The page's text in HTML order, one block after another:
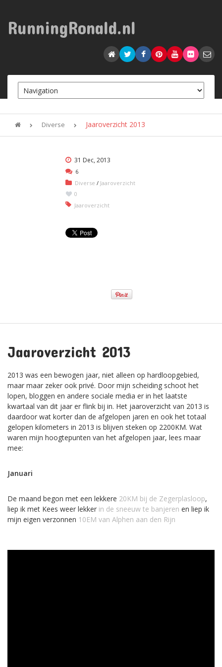
RunningRonald.nl
Diverse Jaaroverzicht 2013
31 Dec, 2013
6
Diverse / Jaaroverzicht
0
Jaaroverzicht
Jaaroverzicht 2013
2013 was een bewogen jaar, niet alleen op hardloopgebied,
maar maar zeker ook privé. Door mijn scheiding schoot het
lopen, bloggen en andere sociale media er in het laatste
kwartaal van dit jaar er flink bij in. Het jaaroverzicht van 2013 is
daardoor wat korter dan de afgelopen jaren en ook het totaal
gelopen kilometers in 2013 is blijven steken op 2200KM. Wat
waren mijn hoogtepunten van het afgelopen jaar, lees maar
mee:
Januari
De maand begon met een lekkere 20KM bij de Zegerplasloop,
liep ik met Kees weer lekker in de sneeuw te banjeren en liep ik
mijn eigen verzonnen 10EM van Alphen aan den Rijn